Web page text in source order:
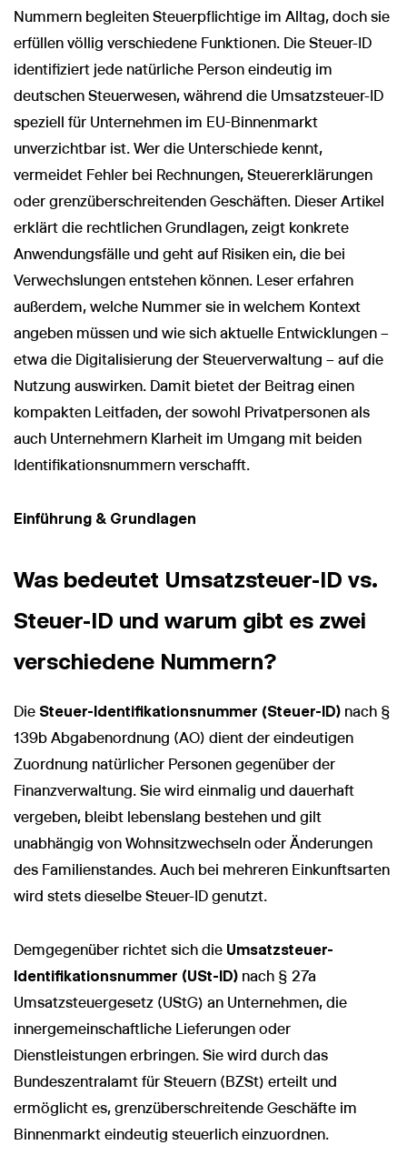
Nummern begleiten Steuerpflichtige im Alltag, doch sie
erfüllen völlig verschiedene Funktionen. Die Steuer-ID
identifiziert jede natürliche Person eindeutig im
deutschen Steuerwesen, während die Umsatzsteuer-ID
speziell für Unternehmen im EU-Binnenmarkt
unverzichtbar ist. Wer die Unterschiede kennt,
vermeidet Fehler bei Rechnungen, Steuererklärungen
oder grenzüberschreitenden Geschäften. Dieser Artikel
erklärt die rechtlichen Grundlagen, zeigt konkrete
Anwendungsfälle und geht auf Risiken ein, die bei
Verwechslungen entstehen können. Leser erfahren
außerdem, welche Nummer sie in welchem Kontext
angeben müssen und wie sich aktuelle Entwicklungen –
etwa die Digitalisierung der Steuerverwaltung – auf die
Nutzung auswirken. Damit bietet der Beitrag einen
kompakten Leitfaden, der sowohl Privatpersonen als
auch Unternehmern Klarheit im Umgang mit beiden
Identifikationsnummern verschafft.
Einführung & Grundlagen
Was bedeutet Umsatzsteuer-ID vs.
Steuer-ID und warum gibt es zwei
verschiedene Nummern?
Die Steuer-Identifikationsnummer (Steuer-ID) nach §
139b Abgabenordnung (AO) dient der eindeutigen
Zuordnung natürlicher Personen gegenüber der
Finanzverwaltung. Sie wird einmalig und dauerhaft
vergeben, bleibt lebenslang bestehen und gilt
unabhängig von Wohnsitzwechseln oder Änderungen
des Familienstandes. Auch bei mehreren Einkunftsarten
wird stets dieselbe Steuer-ID genutzt.
Demgegenüber richtet sich die Umsatzsteuer-
Identifikationsnummer (USt-ID) nach § 27a
Umsatzsteuergesetz (UStG) an Unternehmen, die
innergemeinschaftliche Lieferungen oder
Dienstleistungen erbringen. Sie wird durch das
Bundeszentralamt für Steuern (BZSt) erteilt und
ermöglicht es, grenzüberschreitende Geschäfte im
Binnenmarkt eindeutig steuerlich einzuordnen.